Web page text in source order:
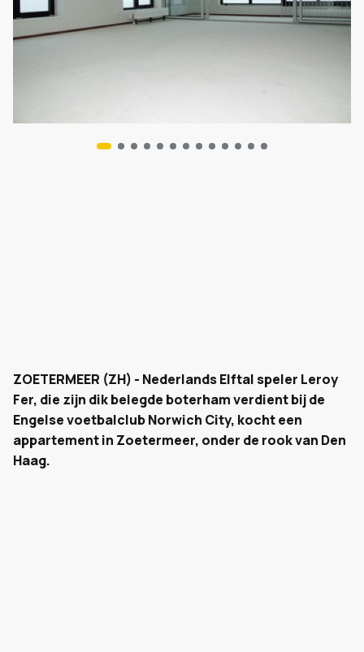
ZOETERMEER (ZH) - Nederlands Elftal speler Leroy
Fer, die zijn dik belegde boterham verdient bij de
Engelse voetbalclub Norwich City, kocht een
appartement in Zoetermeer, onder de rook van Den
Haag.